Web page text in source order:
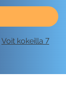
Voit kokeilla 7